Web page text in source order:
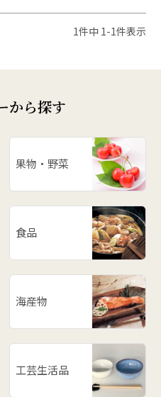
1件中 1-1件表示
から探す
果物・野菜
食品
海産物
工芸生活品